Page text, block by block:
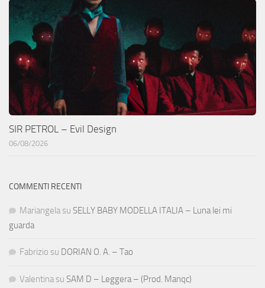
SIR PETROL – Evil Design
06/08/2026
COMMENTI RECENTI
Mariangela su SELLY BABY MODELLA ITALIA – Luna lei mi
guarda
Fabrizio su DORIAN O. A. – Tao
Valentina su SAM D – Leggera – (Prod. Manqc)